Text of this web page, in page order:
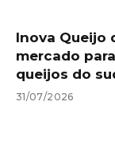
Inova Queijo
mercado
queijos do
31/07/2026